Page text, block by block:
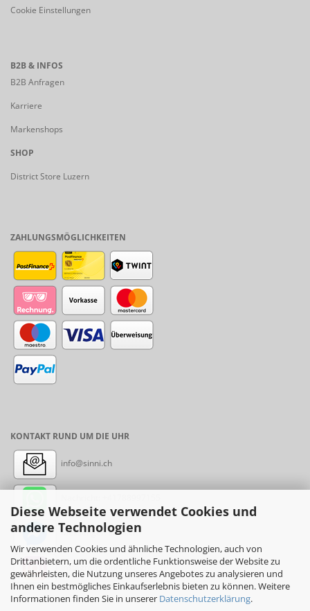
Diese Webseite verwendet Cookies und
andere Technologien
Wir verwenden Cookies und ähnliche Technologien, auch von
Drittanbietern, um die ordentliche Funktionsweise der Website zu
gewährleisten, die Nutzung unseres Angebotes zu analysieren und
Ihnen ein bestmögliches Einkaufserlebnis bieten zu können. Weitere
Informationen finden Sie in unserer Datenschutzerklärung.
Cookie Einstellungen
B2B & INFOS
B2B Anfragen
Karriere
Markenshops
SHOP
District Store Luzern
ZAHLUNGSMÖGLICHKEITEN
KONTAKT RUND UM DIE UHR
info@sinni.ch
Messenger: sinni.ch
Instagram: sinni_ch